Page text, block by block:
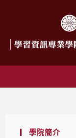
學院簡介